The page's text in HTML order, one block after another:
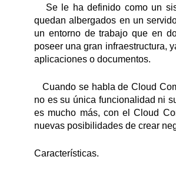
Se le ha definido como un
quedan albergados en un
un entorno de trabajo que en
poseer una gran infraestructura,
aplicaciones o documentos.
Cuando se habla de Cloud
no es su única funcionalidad ni
es mucho más, con el Cloud
nuevas posibilidades de crear
Características.